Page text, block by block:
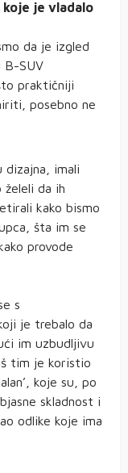
koje je vladalo
da je izgled
B-SUV
praktičniji
posebno ne
dizajna, imali
želeli da ih
kako bismo
šta im se
provode
s
je trebalo da
im uzbudljivu
tim je koristio
koje su, po
skladnost i
odlike koje ima